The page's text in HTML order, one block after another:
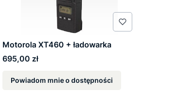
Motorola XT460 + ładowarka
Cena
695,00 zł
Powiadom mnie o dostępności